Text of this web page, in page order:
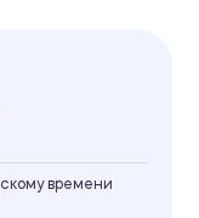
времени